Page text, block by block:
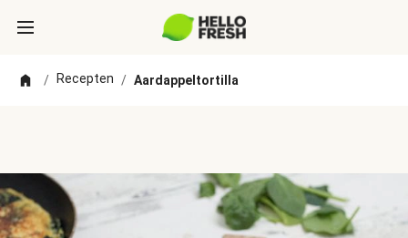
/ Recepten / Aardappeltortilla